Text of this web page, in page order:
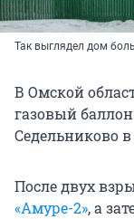
Так выглядел дом
В Омской
газовый
Седельниково
После двух
«Амуре-2», а